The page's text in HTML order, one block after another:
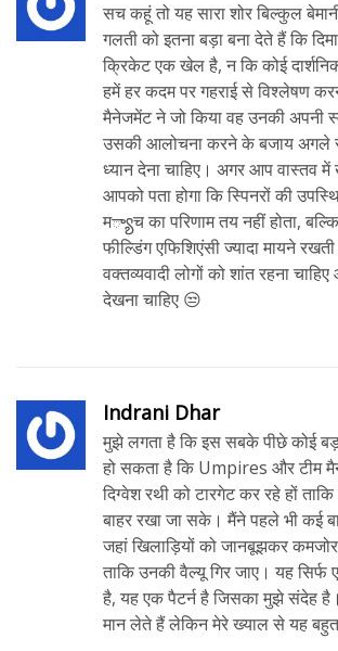
सच कहूं तो यह सारा शोर बिल्कुल
गलती को इतना बड़ा बना देते हैं कि
क्रिकेट एक खेल है, न कि कोई
हमें हर कदम पर गहराई से विश्लेषण
मैनेजमेंट ने जो किया वह उनकी अपनी
उसकी आलोचना करने के बजाय अगले
ध्यान देना चाहिए। अगर आप वास्तव
आपको पता होगा कि स्पिनरों की
म్యాच का परिणाम तय नहीं होता,
फील्डिंग एफिशिएंसी ज्यादा मायने
वक्तव्यवादी लोगों को शांत रहना
देखना चाहिए 😒
Indrani Dhar
मुझे लगता है कि इस सबके पीछे कोई
हो सकता है कि Umpires और टीम
दिग्वेश रथी को टारगेट कर रहे हों
बाहर रखा जा सके। मैंने पहले भी कई
जहां खिलाड़ियों को जानबूझकर कमजोर
ताकि उनकी वैल्यू गिर जाए। यह सिर्फ
है, यह एक पैटर्न है जिसका मुझे संदेह
मान लेते हैं लेकिन मेरे ख्याल से यह बहुत